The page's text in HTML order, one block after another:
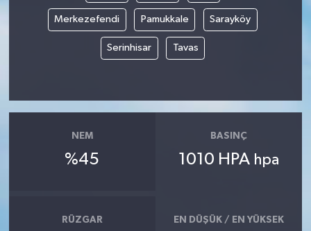
Merkezefendi Pamukkale Sarayköy
Serinhisar Tavas
NEM
%45
BASINÇ
1010 HPA hpa
RÜZGAR EN DÜŞÜK / EN YÜKSEK